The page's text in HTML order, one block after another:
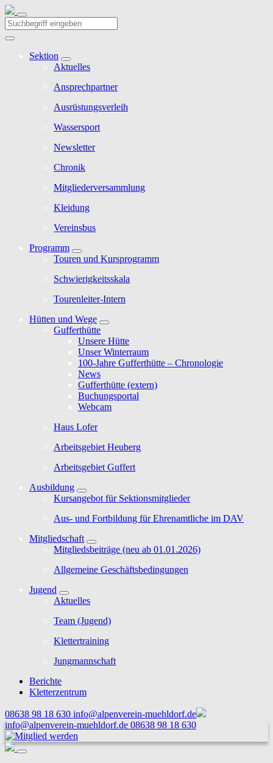
Sektion
Aktuelles
Ansprechpartner
Ausrüstungsverleih
Wassersport
Newsletter
Chronik
Mitgliederversammlung
Kleidung
Vereinsbus
Programm
Touren und Kursprogramm
Schwierigkeitsskala
Tourenleiter-Intern
Hütten und Wege
Gufferthütte
Unsere Hütte
Unser Winterraum
100-Jahre Gufferthütte – Chronologie
News
Gufferthütte (extern)
Buchungsportal
Webcam
Haus Lofer
Arbeitsgebiet Heuberg
Arbeitsgebiet Guffert
Ausbildung
Kursangebot für Sektionsmitglieder
Aus- und Fortbildung für Ehrenamtliche im DAV
Mitgliedschaft
Mitgliedsbeiträge (neu ab 01.01.2026)
Allgemeine Geschäftsbedingungen
Jugend
Aktuelles
Team (Jugend)
Klettertraining
Jungmannschaft
Berichte
Kletterzentrum
08638 98 18 630 info@alpenverein-muehldorf.de
info@alpenverein-muehldorf.de 08638 98 18 630